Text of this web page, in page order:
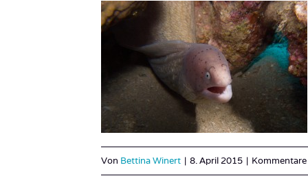
Von Bettina Winert | 8. April 2015 |